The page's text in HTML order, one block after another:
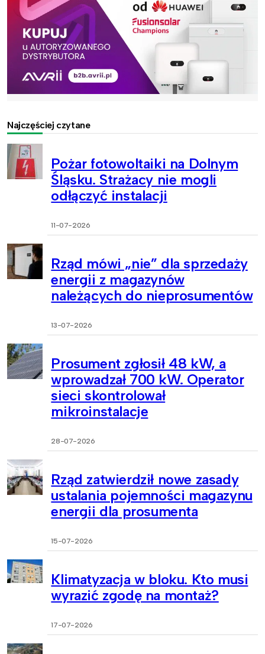
Najczęściej czytane
Pożar fotowoltaiki na Dolnym
Śląsku. Strażacy nie mogli
odłączyć instalacji
11-07-2026
Rząd mówi „nie” dla sprzedaży
energii z magazynów
należących do nieprosumentów
13-07-2026
Prosument zgłosił 48 kW, a
wprowadzał 700 kW. Operator
sieci skontrolował
mikroinstalacje
28-07-2026
Rząd zatwierdził nowe zasady
ustalania pojemności magazynu
energii dla prosumenta
15-07-2026
Klimatyzacja w bloku. Kto musi
wyrazić zgodę na montaż?
17-07-2026